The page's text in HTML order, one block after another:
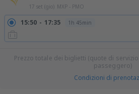
17 set (gio) MXP - PMO
15:50 17:35 1h 45min
Prezzo totale dei biglietti (quote di servizio
passeggero)
Condizioni di